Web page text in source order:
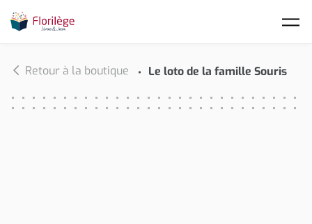
Retour à la boutique Le loto de la famille Souris